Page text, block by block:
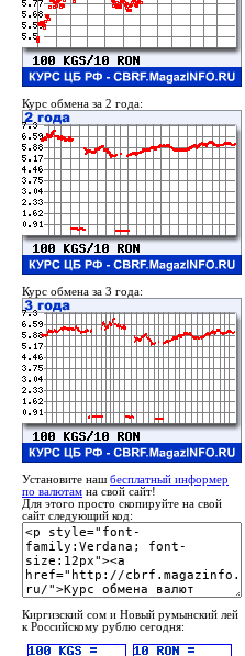
Курс обмена за 2 года:
Курс обмена за 3 года:
Установите наш бесплатный информер
по валютам на свой сайт!
Для этого просто скопируйте на свой
сайт следующий код:
Киргизский сом и Новый румынский лей
к Российскому рублю сегодня: